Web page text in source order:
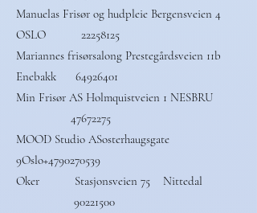
Manuelas Frisør og hudpleie Bergensveien 4
OSLO 22258125
Mariannes frisørsalong Prestegårdsveien 11b
Enebakk 64926401
Min Frisør AS Holmquistveien 1 NESBRU
47672275
MOOD Studio ASosterhaugsgate
9Oslo+4790270539
Oker Stasjonsveien 75 Nittedal
90221500